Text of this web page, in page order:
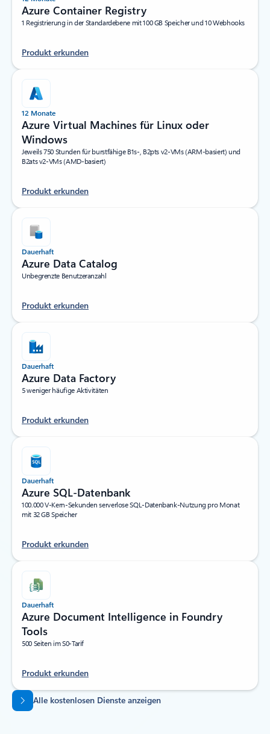
Azure Container Registry
1 Registrierung in der Standardebene mit 100 GB Speicher und 10 Webhooks
Produkt erkunden
12 Monate
Azure Virtual Machines für Linux oder
Windows
Jeweils 750 Stunden für burstfähige B1s-, B2pts v2-VMs (ARM-basiert) und
B2ats v2-VMs (AMD-basiert)
Produkt erkunden
Dauerhaft
Azure Data Catalog
Unbegrenzte Benutzeranzahl
Produkt erkunden
Dauerhaft
Azure Data Factory
5 weniger häufige Aktivitäten
Produkt erkunden
Dauerhaft
Azure SQL-Datenbank
100.000 V-Kern-Sekunden serverlose SQL-Datenbank-Nutzung pro Monat
mit 32 GB Speicher
Produkt erkunden
Dauerhaft
Azure Document Intelligence in Foundry
Tools
500 Seiten im S0-Tarif
Produkt erkunden
Zurück zu Registerkarten
Alle kostenlosen Dienste anzeigen